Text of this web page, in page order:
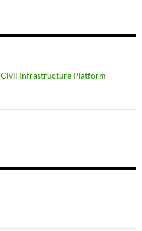
Civil Infrastructure Platform